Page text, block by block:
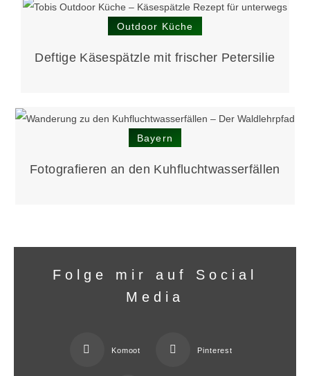
Outdoor Küche
Deftige Käsespätzle mit frischer Petersilie
Bayern
Fotografieren an den Kuhfluchtwasserfällen
Folge mir auf Social
Media
Komoot Pinterest